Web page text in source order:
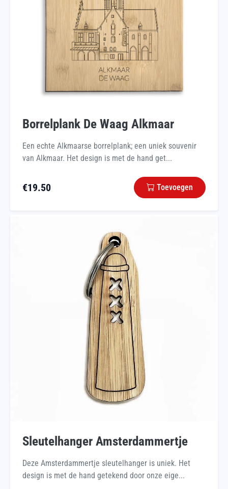
Borrelplank De Waag Alkmaar
Een echte Alkmaarse borrelplank; een uniek souvenir
van Alkmaar. Het design is met de hand get...
€19.50 Toevoegen
Sleutelhanger Amsterdammertje
Deze Amsterdammertje sleutelhanger is uniek. Het
design is met de hand getekend door onze eige...